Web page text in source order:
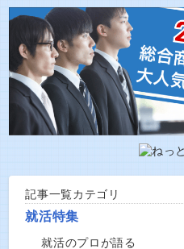
記事一覧カテゴリ
就活特集
就活のプロが語る